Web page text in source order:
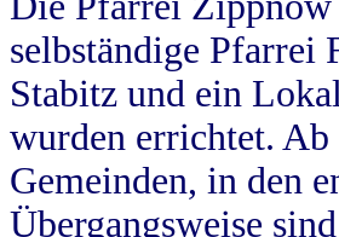
selbständige
Stabitz und ein
wurden errichtet.
Gemeinden, in den
Übergangsweise